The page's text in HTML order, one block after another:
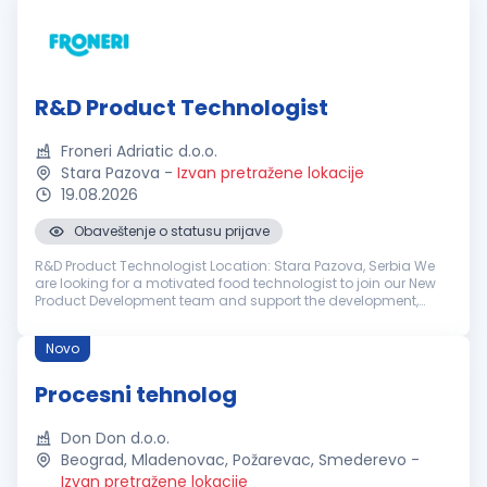
R&D Product Technologist
Froneri Adriatic d.o.o.
Stara Pazova - Izvan pretražene lokacije
19.08.2026
Obaveštenje o statusu prijave
R&D Product Technologist Location: Stara Pazova, Serbia We
are looking for a motivated food technologist to join our New
Product Development team and support the development,
products. This ro...
Novo
Procesni tehnolog
Don Don d.o.o.
Beograd, Mladenovac, Požarevac, Smederevo -
Izvan pretražene lokacije